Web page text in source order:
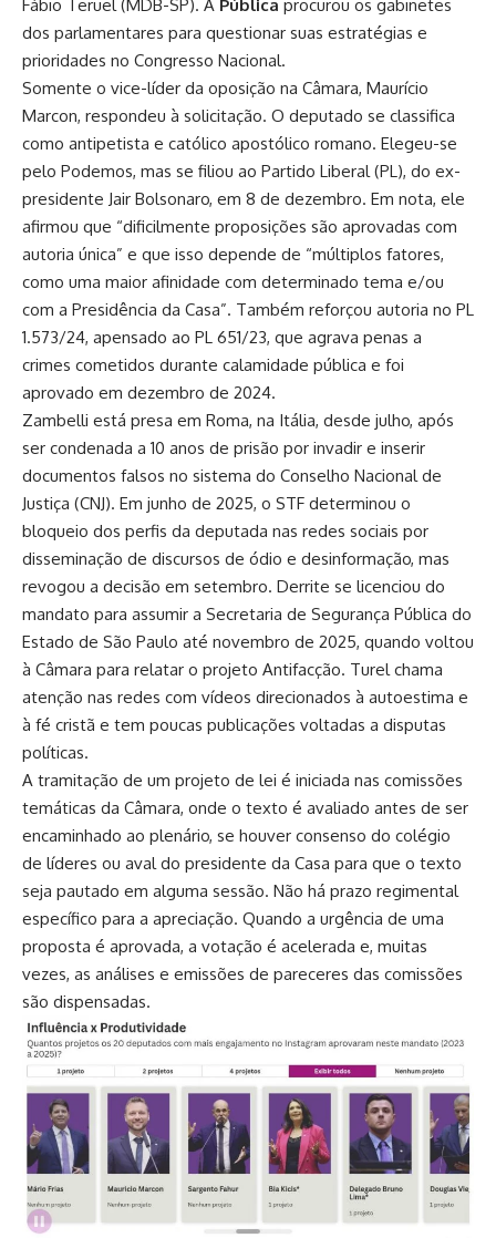
Fábio Teruel (MDB-SP). A Pública procurou os gabinetes
dos parlamentares para questionar suas estratégias e
prioridades no Congresso Nacional.
Somente o vice-líder da oposição na Câmara, Maurício
Marcon, respondeu à solicitação. O deputado se classifica
como antipetista e católico apostólico romano. Elegeu-se
pelo Podemos, mas se filiou ao Partido Liberal (PL), do ex-
presidente Jair Bolsonaro, em 8 de dezembro. Em nota, ele
afirmou que “dificilmente proposições são aprovadas com
autoria única” e que isso depende de “múltiplos fatores,
como uma maior afinidade com determinado tema e/ou
com a Presidência da Casa”. Também reforçou autoria no PL
1.573/24, apensado ao PL 651/23, que agrava penas a
crimes cometidos durante calamidade pública e foi
aprovado em dezembro de 2024.
Zambelli está presa em Roma, na Itália, desde julho, após
ser condenada a 10 anos de prisão por invadir e inserir
documentos falsos no sistema do Conselho Nacional de
Justiça (CNJ). Em junho de 2025, o STF determinou o
bloqueio dos perfis da deputada nas redes sociais por
disseminação de discursos de ódio e desinformação, mas
revogou a decisão em setembro. Derrite se licenciou do
mandato para assumir a Secretaria de Segurança Pública do
Estado de São Paulo até novembro de 2025, quando voltou
à Câmara para relatar o projeto Antifacção. Turel chama
atenção nas redes com vídeos direcionados à autoestima e
à fé cristã e tem poucas publicações voltadas a disputas
políticas.
A tramitação de um projeto de lei é iniciada nas comissões
temáticas da Câmara, onde o texto é avaliado antes de ser
encaminhado ao plenário, se houver consenso do colégio
de líderes ou aval do presidente da Casa para que o texto
seja pautado em alguma sessão. Não há prazo regimental
específico para a apreciação. Quando a urgência de uma
proposta é aprovada, a votação é acelerada e, muitas
vezes, as análises e emissões de pareceres das comissões
são dispensadas.